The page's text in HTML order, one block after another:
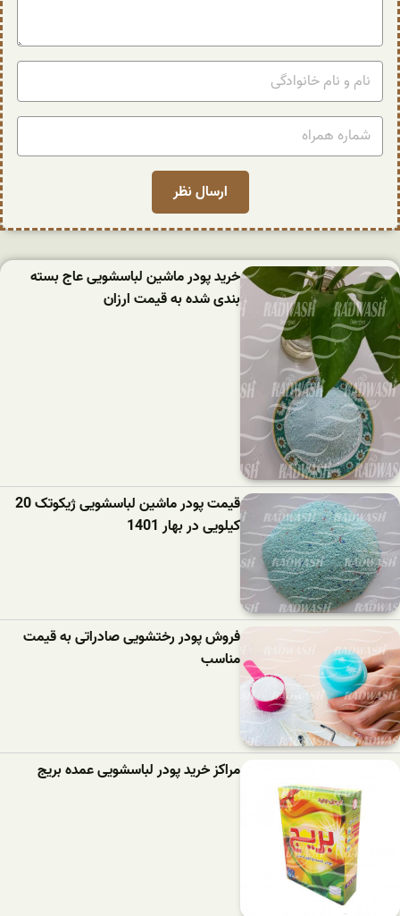
خرید پودر ماشین لباسشویی عاج بسته
بندی شده به قیمت ارزان
قیمت پودر ماشین لباسشویی ژیکوتک 20
کیلویی در بهار 1401
فروش پودر رختشویی صادراتی به قیمت
مناسب
مراکز خرید پودر لباسشویی عمده بریج